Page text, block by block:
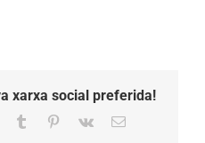
xarxa social preferida!
Tumblr Pinterest
Vk Email: